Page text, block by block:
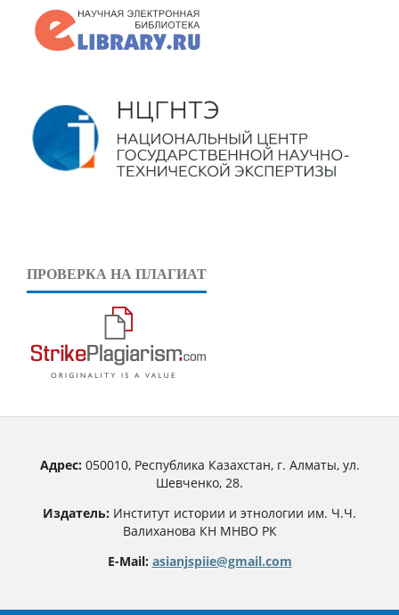
ПРОВЕРКА НА ПЛАГИАТ
Адрес:050010, Республика Казахстан, г. Алматы, ул.
Шевченко, 28.
Издатель: Институт истории и этнологии им. Ч.Ч.
Валиханова КН МНВО РК
E-Mail: asianjspiie@gmail.com